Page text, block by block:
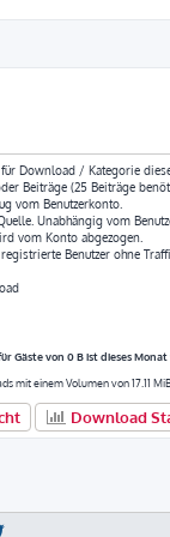
Download / Kategorie
Beiträge (25 Beiträge
vom Benutzerkonto.
Unabhängig vom
vom Konto abgezogen.
Benutzer ohne
Gäste von 0 B ist dieses
mit einem Volumen von 17.11
Download